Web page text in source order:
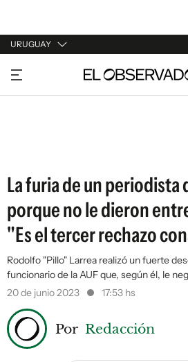
URUGUAY
URUGUAY
ARGENTINA
La furia de un
porque no le dieron
"Es el tercer rechazo
Rodolfo "Pillo" Larrea realizó un fuerte
funcionario de la AUF que, según él, le
20 de junio 2023
17:53 hs
Por Redacción